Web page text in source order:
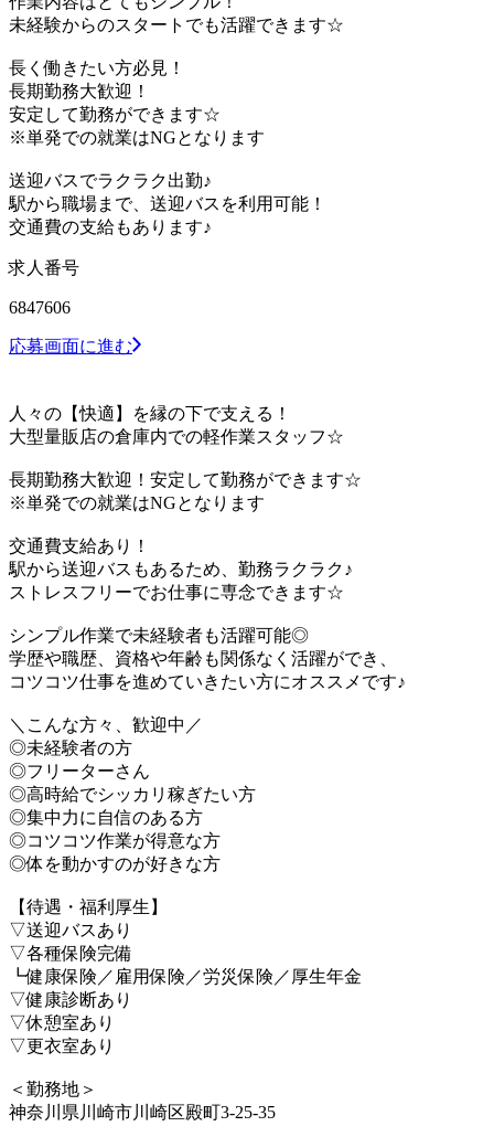
未経験からのスタートでも活躍できます☆
長く働きたい方必見！
長期勤務大歓迎！
安定して勤務ができます☆
※単発での就業はNGとなります
送迎バスでラクラク出勤♪
駅から職場まで、送迎バスを利用可能！
交通費の支給もあります♪
求人番号
6847606
応募画面に進む
人々の【快適】を縁の下で支える！
大型量販店の倉庫内での軽作業スタッフ☆
長期勤務大歓迎！安定して勤務ができます☆
※単発での就業はNGとなります
交通費支給あり！
駅から送迎バスもあるため、勤務ラクラク♪
ストレスフリーでお仕事に専念できます☆
シンプル作業で未経験者も活躍可能◎
学歴や職歴、資格や年齢も関係なく活躍ができ、
コツコツ仕事を進めていきたい方にオススメです♪
＼こんな方々、歓迎中／
◎未経験者の方
◎フリーターさん
◎高時給でシッカリ稼ぎたい方
◎集中力に自信のある方
◎コツコツ作業が得意な方
◎体を動かすのが好きな方
【待遇・福利厚生】
▽送迎バスあり
▽各種保険完備
┗健康保険／雇用保険／労災保険／厚生年金
▽健康診断あり
▽休憩室あり
▽更衣室あり
＜勤務地＞
神奈川県川崎市川崎区殿町3-25-35